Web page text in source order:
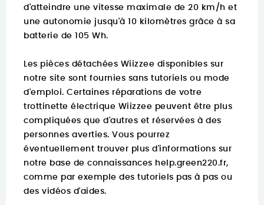
d'atteindre une vitesse maximale de 20 km/h et
une autonomie jusqu'à 10 kilomètres grâce à sa
batterie de 105 Wh.
Les pièces détachées Wiizzee disponibles sur
notre site sont fournies sans tutoriels ou mode
d'emploi. Certaines réparations de votre
trottinette électrique Wiizzee peuvent être plus
compliquées que d'autres et réservées à des
personnes averties. Vous pourrez
éventuellement trouver plus d'informations sur
notre base de connaissances help.green220.fr,
comme par exemple des tutoriels pas à pas ou
des vidéos d'aides.